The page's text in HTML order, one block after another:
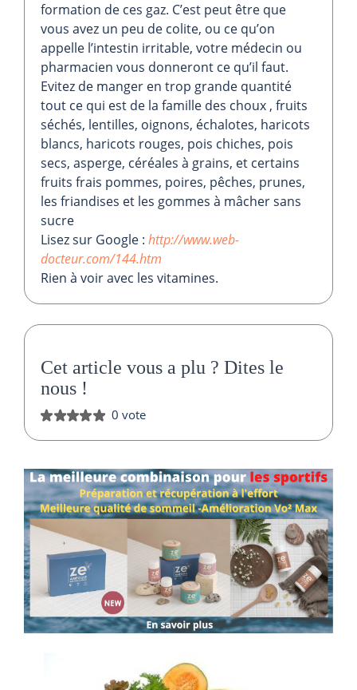
formation de ces gaz. C’est peut être que
vous avez un peu de colite, ou ce qu’on
appelle l’intestin irritable, votre médecin ou
pharmacien vous donneront ce qu’il faut.
Evitez de manger en trop grande quantité
tout ce qui est de la famille des choux , fruits
séchés, lentilles, oignons, échalotes, haricots
blancs, haricots rouges, pois chiches, pois
secs, asperge, céréales à grains, et certains
fruits frais pommes, poires, pêches, prunes,
les friandises et les gommes à mâcher sans
sucre
Lisez sur Google : http://www.web-
docteur.com/144.htm
Rien à voir avec les vitamines.
Cet article vous a plu ? Dites le
nous !
0 vote